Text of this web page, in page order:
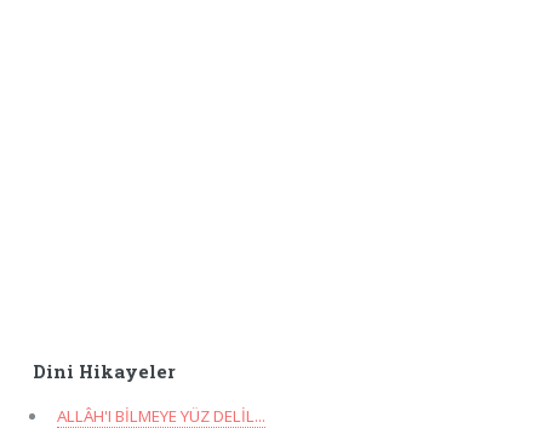
Dini Hikayeler
ALLÂH'I BİLMEYE YÜZ DELİL...